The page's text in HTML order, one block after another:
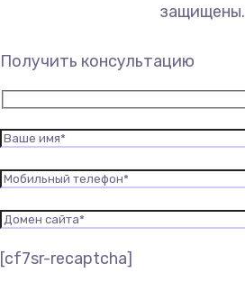
защищены.
Получить консультацию
[cf7sr-recaptcha]